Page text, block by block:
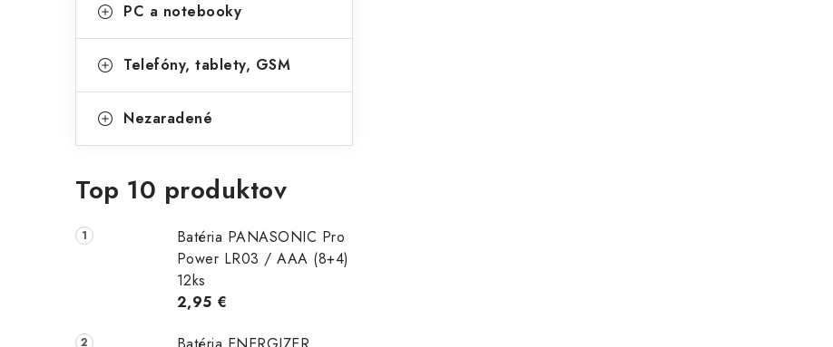
PC a notebooky
Telefóny, tablety, GSM
Nezaradené
Top 10 produktov
Batéria PANASONIC Pro
Power LR03 / AAA (8+4)
12ks
2,95 €